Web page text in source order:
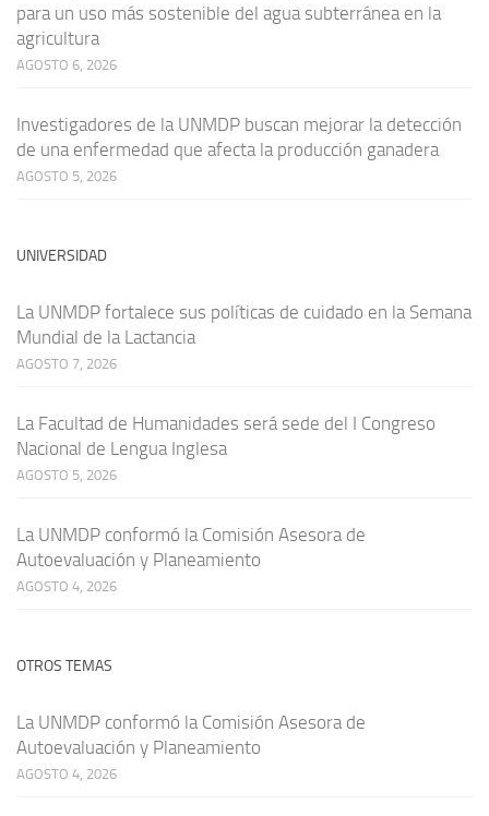
para un uso más sostenible del agua subterránea en la
agricultura
AGOSTO 6, 2026
Investigadores de la UNMDP buscan mejorar la detección
de una enfermedad que afecta la producción ganadera
AGOSTO 5, 2026
UNIVERSIDAD
La UNMDP fortalece sus políticas de cuidado en la Semana
Mundial de la Lactancia
AGOSTO 7, 2026
La Facultad de Humanidades será sede del I Congreso
Nacional de Lengua Inglesa
AGOSTO 5, 2026
La UNMDP conformó la Comisión Asesora de
Autoevaluación y Planeamiento
AGOSTO 4, 2026
OTROS TEMAS
La UNMDP conformó la Comisión Asesora de
Autoevaluación y Planeamiento
AGOSTO 4, 2026